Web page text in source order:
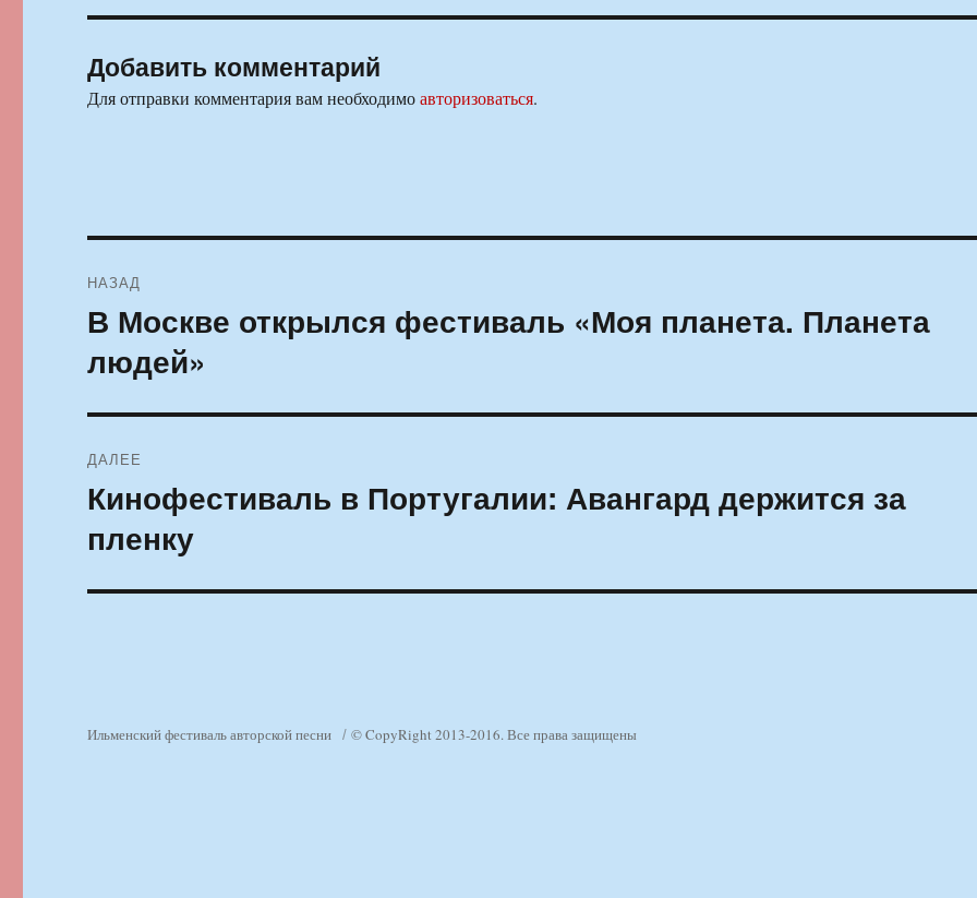
Добавить комментарий
Для отправки комментария вам необходимоавторизоваться.
по
записям
НАЗАД
Предыдущая
В Москве открылся фестиваль «Моя планета. Планета
людей»
ДАЛЕЕ
Следующая
Кинофестиваль в Португалии: Авангард держится за
пленку
Ильменский фестиваль авторской песни © CopyRight 2013-2016. Все права защищены